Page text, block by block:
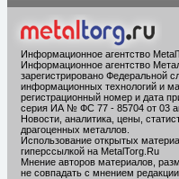
Информационное агентство
Информационное агентство
зарегистрировано Федеральной
информационных технологий и
регистрационный номер и дата
серия ИА № ФС 77 - 85704 от 03
Новости, аналитика, цены,
драгоценных металлов.
Использование открытых
гиперссылкой на MetalTorg.Ru
Мнение авторов материалов,
не совпадать с мнением редакции.